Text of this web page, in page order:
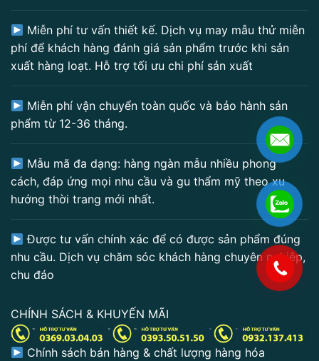
Miễn phí tư vấn thiết kế. Dịch vụ may mẫu thử miễn
phí để khách hàng đánh giá sản phẩm trước khi sản
xuất hàng loạt. Hỗ trợ tối ưu chi phí sản xuất
Miễn phí vận chuyển toàn quốc và bảo hành sản
phẩm từ 12-36 tháng.
Mẫu mã đa dạng: hàng ngàn mẫu nhiều phong
cách, đáp ứng mọi nhu cầu và gu thẩm mỹ theo xu
hướng thời trang mới nhất.
Được tư vấn chính xác để có được sản phẩm đúng
nhu cầu. Dịch vụ chăm sóc khách hàng chuyên nghiệp,
chu đáo
CHÍNH SÁCH & KHUYẾN MÃI
Chính sách bán hàng & chất lượng hàng hóa
.